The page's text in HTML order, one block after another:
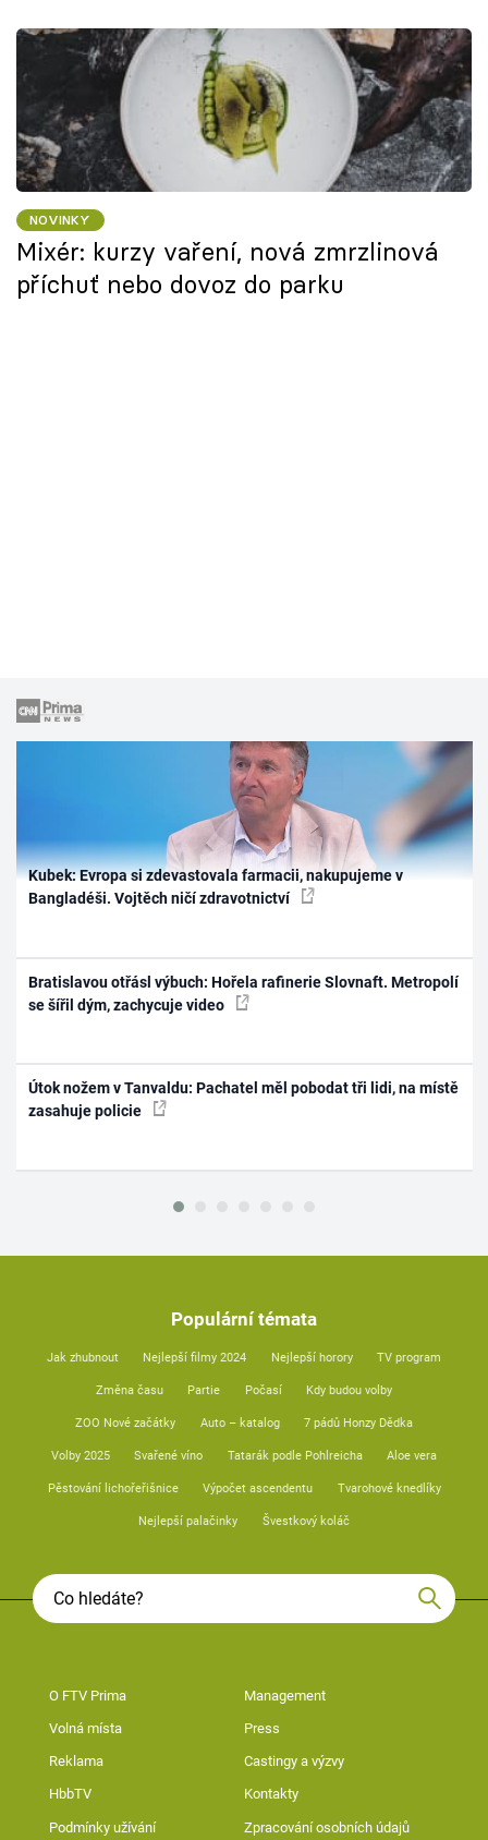
NOVINKY
Mixér: kurzy vaření, nová zmrzlinová
příchuť nebo dovoz do parku
Kubek: Evropa si zdevastovala farmacii, nakupujeme v
Bangladéši. Vojtěch ničí zdravotnictví
Bratislavou otřásl výbuch: Hořela rafinerie Slovnaft. Metropolí
se šířil dým, zachycuje video
Útok nožem v Tanvaldu: Pachatel měl pobodat tři lidi, na místě
zasahuje policie
Populární témata
Jak zhubnout Nejlepší filmy 2024 Nejlepší horory TV program
Změna času Partie Počasí Kdy budou volby
ZOO Nové začátky Auto – katalog 7 pádů Honzy Dědka
Volby 2025 Svařené víno Tatarák podle Pohlreicha Aloe vera
Pěstování lichořeřišnice Výpočet ascendentu Tvarohové knedlíky
Nejlepší palačinky Švestkový koláč
O FTV Prima Management
Volná místa Press
Reklama Castingy a výzvy
HbbTV Kontakty
Podmínky užívání Zpracování osobních údajů